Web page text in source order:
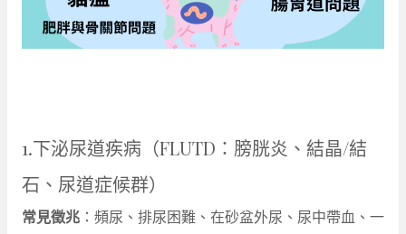
1.下泌尿道疾病（FLUTD：膀胱炎、結晶/結
石、尿道症候群）
常見徵兆 ：頻尿、排尿困難、在砂盆外尿、尿中帶血、一